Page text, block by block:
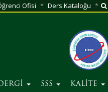
Ofisi Ders Kataloğu
SSS KALİTE